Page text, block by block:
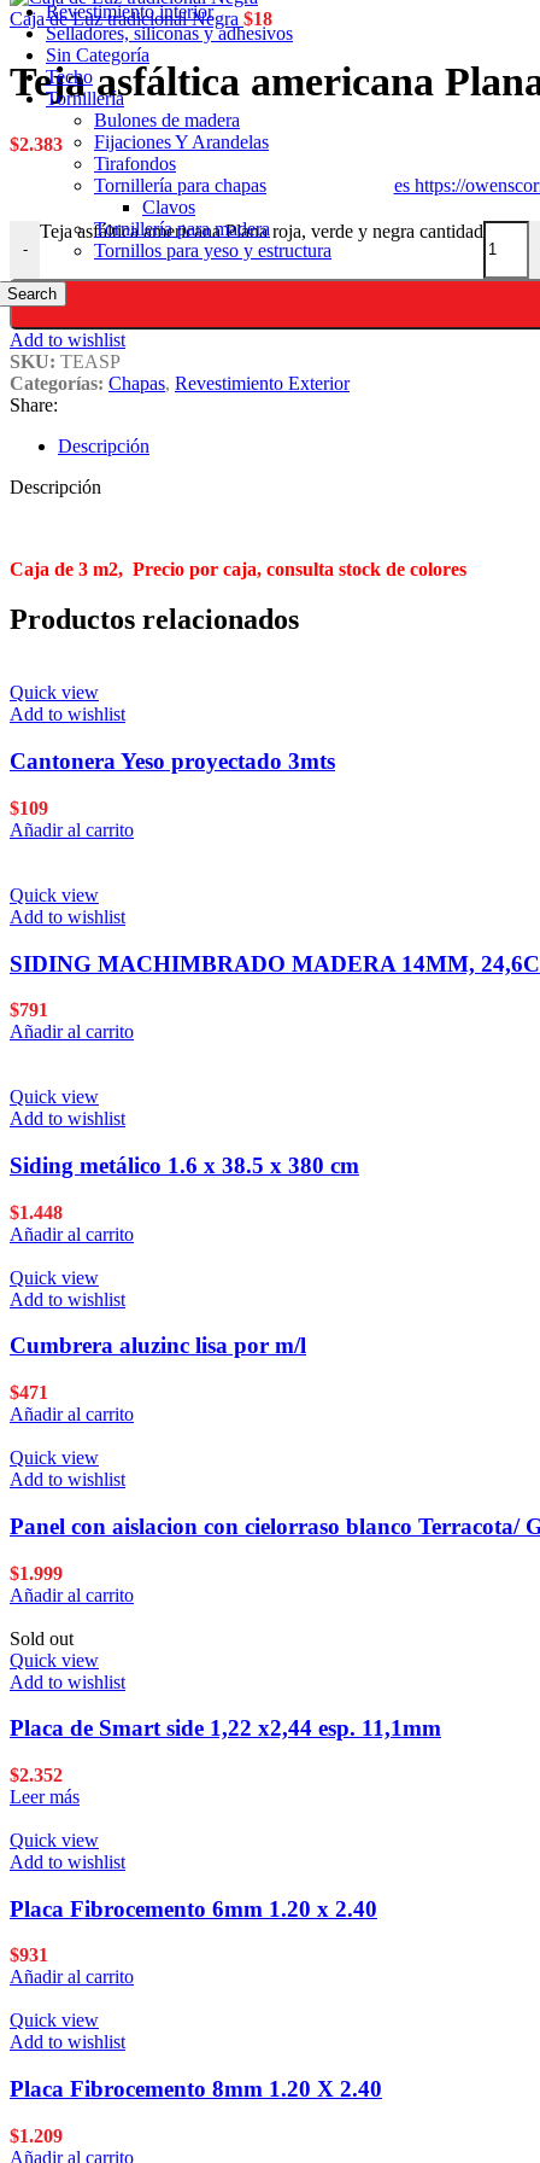
Revestimiento interior
Selladores, siliconas y adhesivos
Sin Categoría
Techo
Tornillería
Bulones de madera
Fijaciones Y Arandelas
Tirafondos
Tornillería para chapas
Clavos
Tornillería para madera
Tornillos para yeso y estructura
Search
Caja de Luz tradicional Negra $18
Teja asfáltica americana
$2.383
es https://
-
Teja asfáltica americana Plana roja, verde y negra cantidad
Add to wishlist
SKU: TEASP
Categorías: Chapas, Revestimiento Exterior
Share:
Descripción
Descripción
Caja de 3 m2, Precio por caja, consulta stock de colores
Productos relacionados
Quick view
Add to wishlist
Cantonera Yeso proyectado 3mts
$109
Añadir al carrito
Quick view
Add to wishlist
SIDING MACHIMBRADO MADERA 14MM,
$791
Añadir al carrito
Quick view
Add to wishlist
Siding metálico 1.6 x 38.5 x 380 cm
$1.448
Añadir al carrito
Quick view
Add to wishlist
Cumbrera aluzinc lisa por m/l
$471
Añadir al carrito
Quick view
Add to wishlist
Panel con aislacion con cielorraso blanco Terracota/
$1.999
Añadir al carrito
Sold out
Quick view
Add to wishlist
Placa de Smart side 1,22 x2,44 esp. 11,1mm
$2.352
Leer más
Quick view
Add to wishlist
Placa Fibrocemento 6mm 1.20 x 2.40
$931
Añadir al carrito
Quick view
Add to wishlist
Placa Fibrocemento 8mm 1.20 X 2.40
$1.209
Añadir al carrito